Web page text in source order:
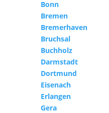
Bonn
Bremen
Bremerhaven
Bruchsal
Buchholz
Darmstadt
Dortmund
Eisenach
Erlangen
Gera